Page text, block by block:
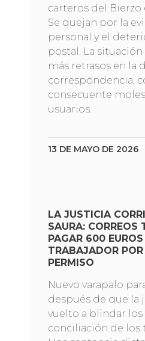
carteros del
Se quejan por la
personal y el
postal. La situación
más retrasos en la
correspondencia,
consecuente
usuarios.
13 DE MAYO DE 2026
LA JUSTICIA
SAURA: CORREOS
PAGAR 600
TRABAJADOR POR
PERMISO
Nuevo varapalo
después de que la
vuelto a blindar
conciliación de los